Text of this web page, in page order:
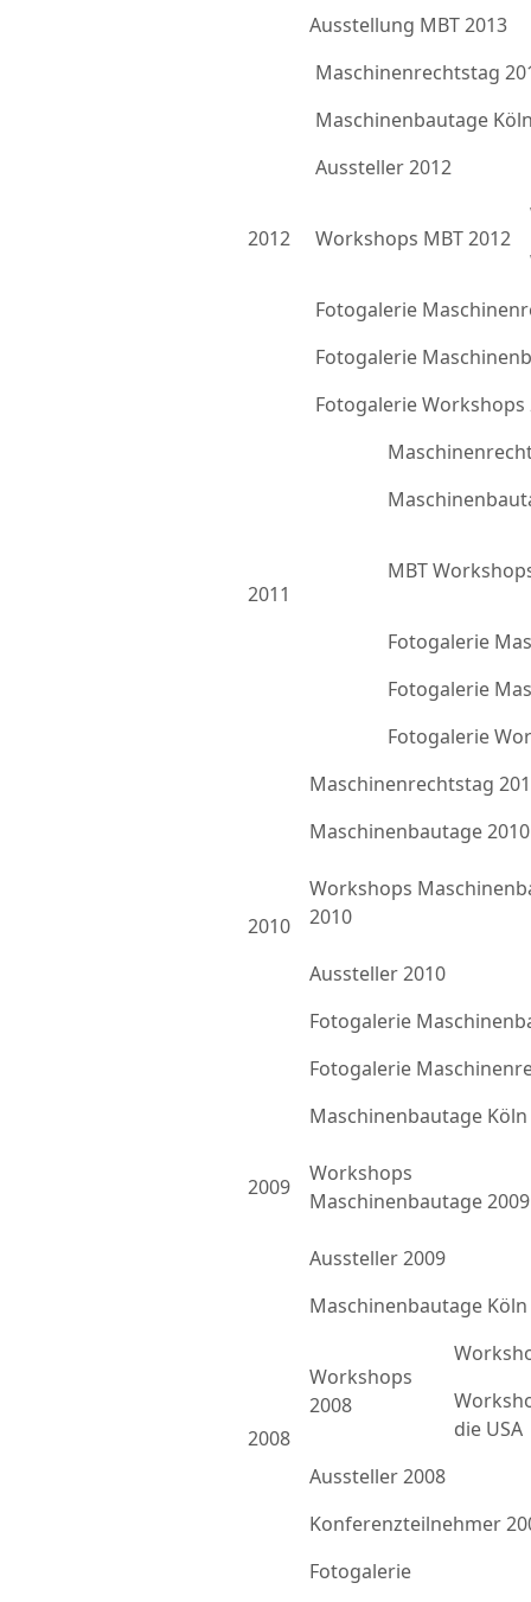
Ausstellung MBT 2013
2012
Maschinenrechtstag
Maschinenbautage
Aussteller 2012
Workshops MBT 2012
Fotogalerie
Fotogalerie
Fotogalerie Workshops
2011
MBT
Fotogalerie
Fotogalerie
Fotogalerie
2010
Maschinenrechtstag
Maschinenbautage 2010
Workshops
2010
Aussteller 2010
Fotogalerie
Fotogalerie
2009
Maschinenbautage Köln
Workshops
Maschinenbautage 2009
Aussteller 2009
2008
Maschinenbautage Köln
Workshops
2008
die USA
Aussteller 2008
Konferenzteilnehmer
Fotogalerie